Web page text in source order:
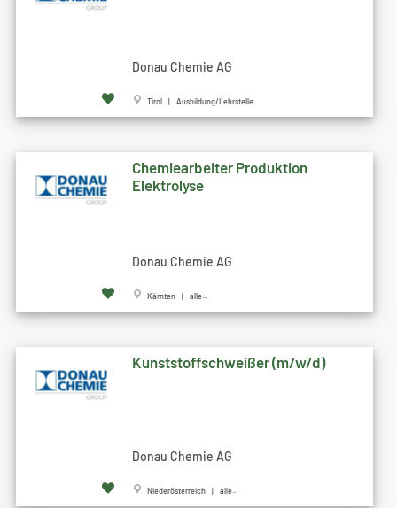
Donau Chemie AG
Tirol | Ausbildung/Lehrstelle
Chemiearbeiter Produktion
Elektrolyse
Donau Chemie AG
Kärnten | alle...
Kunststoffschweißer (m/w/d)
Donau Chemie AG
Niederösterreich | alle...